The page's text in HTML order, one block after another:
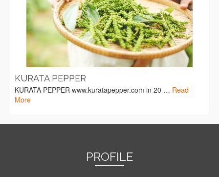
KURATA PEPPER
KURATA PEPPER www.kuratapepper.com in 20 … Read
More
PROFILE